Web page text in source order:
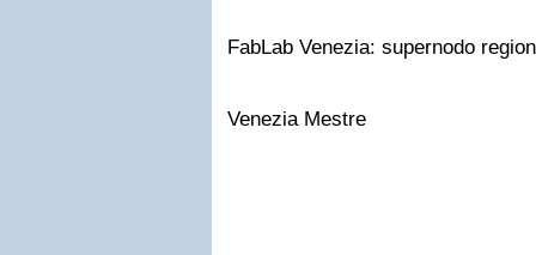
FabLab Venezia: supernodo
Venezia Mestre